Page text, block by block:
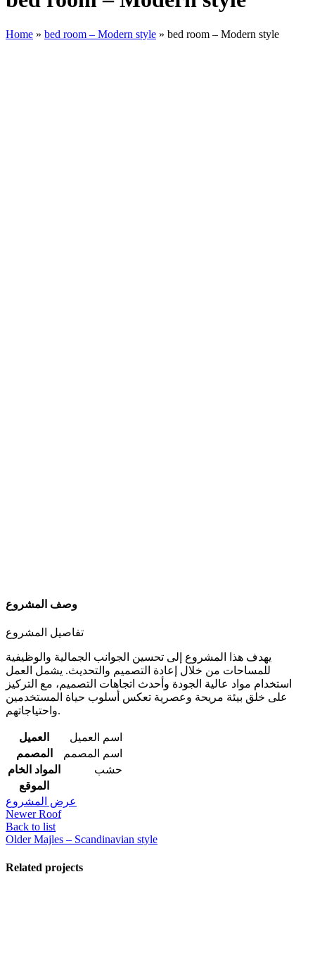
Home » bed room – Modern style » bed room – Modern style
وصف المشروع
تفاصيل المشروع
يهدف هذا المشروع إلى تحسين الجوانب الجمالية والوظيفية
للمساحات من خلال إعادة التصميم والتحديث. يشمل العمل
استخدام مواد عالية الجودة وأحدث اتجاهات التصميم، مع التركيز
على خلق بيئة مريحة وعصرية تعكس أسلوب حياة المستخدمين
واحتياجاتهم.
العميل
اسم العميل
المصمم
اسم المصمم
المواد الخام
حشب
الموقع
عرض المشروع
Newer Roof
Back to list
Older Majles – Scandinavian style
Related projects